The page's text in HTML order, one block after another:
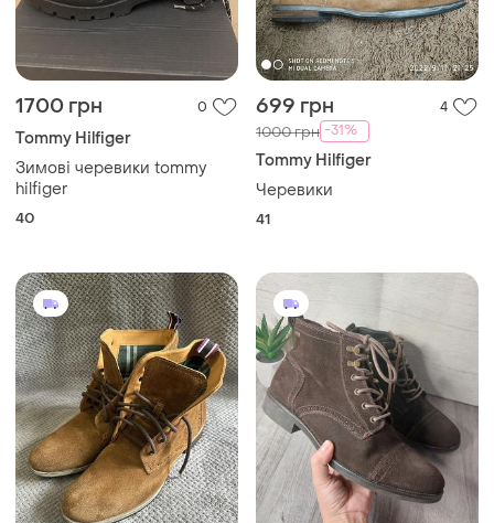
1700 грн 0
Tommy Hilfiger
Зимові черевики tommy
hilfiger
40
699 грн 4
1000 грн -31%
Tommy Hilfiger
Черевики
41